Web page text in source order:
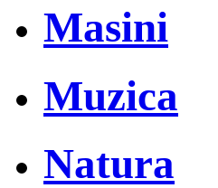
Masini
Muzica
Natura